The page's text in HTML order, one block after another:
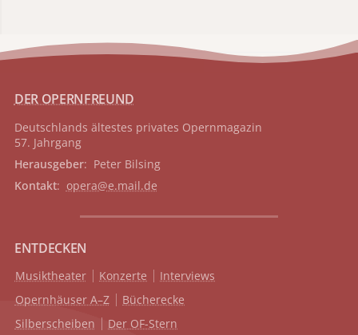
DER OPERNFREUND
Deutschlands ältestes privates Opernmagazin
57. Jahrgang
Herausgeber: Peter Bilsing
Kontakt: opera@e.mail.de
ENTDECKEN
Musiktheater Konzerte
Interviews
Opernhäuser A–Z
Bücherecke
Silberscheiben
Der OF-Stern